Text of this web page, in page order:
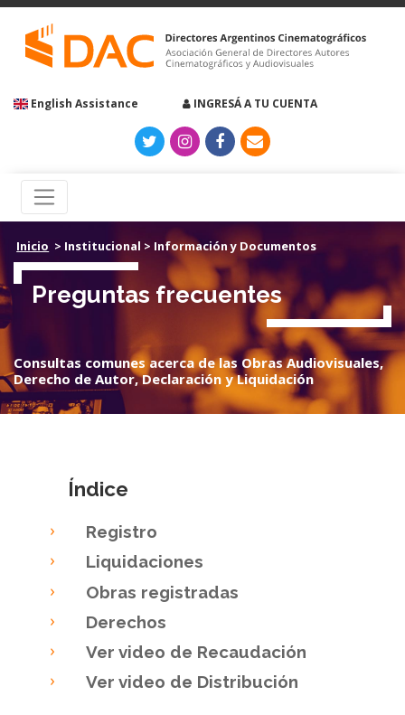
English Assistance INGRESÁ A TU CUENTA
Inicio > Institucional > Información y Documentos
Preguntas frecuentes
Consultas comunes acerca de las Obras Audiovisuales,
Derecho de Autor, Declaración y Liquidación
Índice
Registro
Liquidaciones
Obras registradas
Derechos
Ver video de Recaudación
Ver video de Distribución